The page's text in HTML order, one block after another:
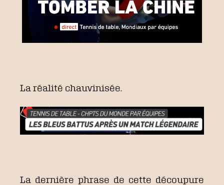
La réalité chauvinisée.
La dernière phrase de cette découpure